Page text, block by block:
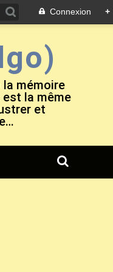
Connexion +
mémoire
la même
et